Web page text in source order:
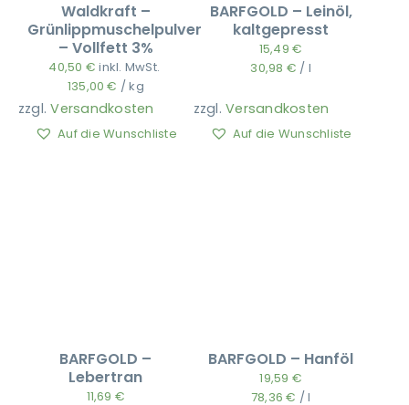
Waldkraft –
Grünlippmuschelpulver
– Vollfett 3%
40,50 € inkl. MwSt.
135,00€ /kg
zzgl.Versandkosten
Auf die Wunschliste
BARFGOLD – Leinöl,
kaltgepresst
15,49€
30,98 € / l
zzgl.Versandkosten
Auf die Wunschliste
BARFGOLD –
Lebertran
11,69 €
BARFGOLD – Hanföl
19,59 €
78,36€ /l